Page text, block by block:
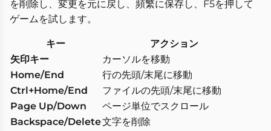
を削除し、変更を元に戻し、頻繁に保存し、F5を押して
ゲームを試します。
キー
アクション
矢印キー
カーソルを移動
Home/End
行の先頭/末尾に移動
Ctrl+Home/End
ファイルの先頭/末尾に移動
Page Up/Down
ページ単位でスクロール
Backspace/Delete文字を削除